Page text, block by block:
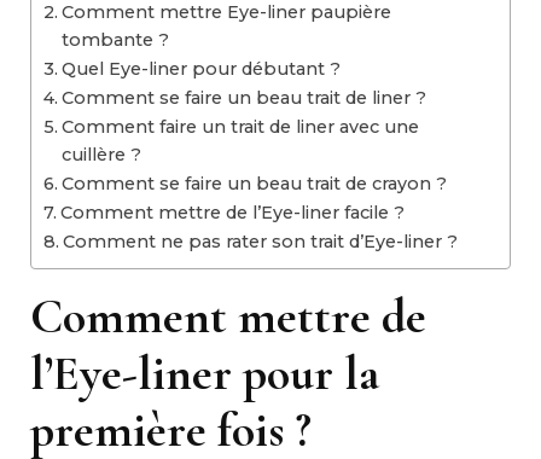
Comment mettre Eye-liner paupière
tombante ?
Quel Eye-liner pour débutant ?
Comment se faire un beau trait de liner ?
Comment faire un trait de liner avec une
cuillère ?
Comment se faire un beau trait de crayon ?
Comment mettre de l’Eye-liner facile ?
Comment ne pas rater son trait d’Eye-liner ?
Comment mettre de
l’Eye-liner pour la
première fois ?